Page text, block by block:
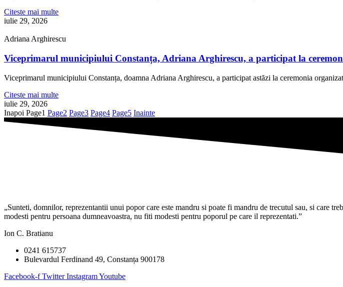
Citeste mai multe
iulie 29, 2026
Adriana Arghirescu
Viceprimarul municipiului Constanța, Adriana Arghirescu, a participat la
Viceprimarul municipiului Constanța, doamna Adriana Arghirescu, a participat astăzi la ceremonia
Citeste mai multe
iulie 29, 2026
Inapoi Page1 Page2 Page3 Page4 Page5 Inainte
„Sunteti, domnilor, reprezentantii unui popor care este mandru si poate fi mandru de trecutul sau, si care
modesti pentru persoana dumneavoastra, nu fiti modesti pentru poporul pe care il reprezentati.”
Ion C. Bratianu
0241 615737
Bulevardul Ferdinand 49, Constanța 900178
Facebook-f Twitter InstagramYoutube